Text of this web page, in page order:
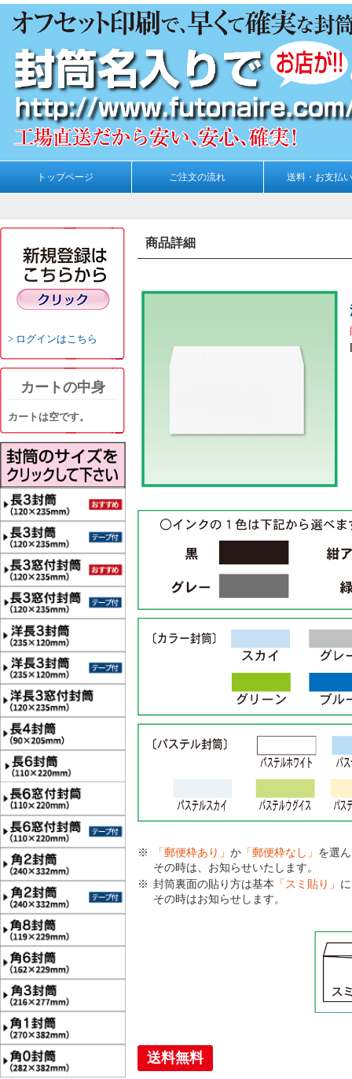
トップページ ご注文の流れ 送料・お支払
ログインはこちら
カートの中身
カートは空です。
商品詳細
「郵便枠あり」 か 「郵便枠なし」 を選
その時は、お知らせいたします。
封筒裏面の貼り方は基本 「スミ貼り」
その時はお知らせします。
送料無料